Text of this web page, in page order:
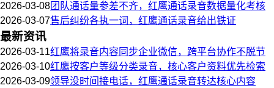
2026-03-08团队通话量参差不齐，红鹰通话录音数据量化考核
2026-03-07售后纠纷各执一词，红鹰通话录音给出铁证
最新资讯
2026-03-11红鹰将录音内容同步企业微信，跨平台协作不脱节
2026-03-10红鹰按客户等级分类录音，核心客户资料优先检索
2026-03-09领导没时间接电话，红鹰通话录音转达核心内容